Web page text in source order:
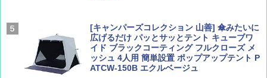
[キャンパーズコレクション 山善] 傘みたいに
広げるだけ パッとサッとテント キューブワ
イド ブラックコーティング フルクローズ メ
ッシュ 4人用 簡単設置 ポップアップテント P
ATCW-150B エクルベージュ